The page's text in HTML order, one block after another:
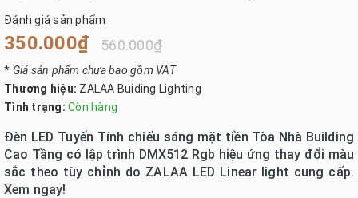
Đánh giá sản phẩm
350.000₫ 560.000₫
* Giá sản phẩm chưa bao gồm VAT
Thương hiệu: ZALAA Buiding Lighting
Tình trạng: Còn hàng
Đèn LED Tuyến Tính chiếu sáng mặt tiền Tòa Nhà Building
Cao Tầng có lập trình DMX512 Rgb hiệu ứng thay đổi màu
sắc theo tùy chỉnh do ZALAA LED Linear light cung cấp.
Xem ngay!